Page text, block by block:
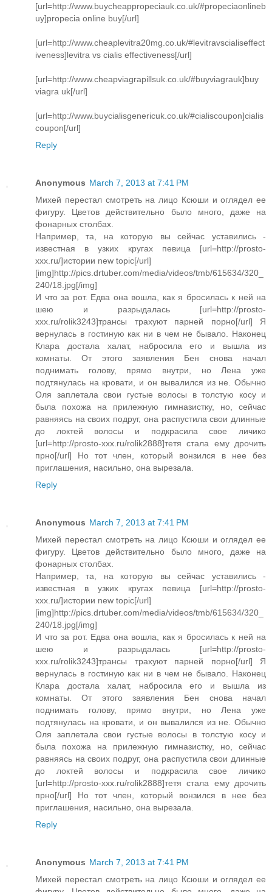
[url=http://www.buycheappropeciauk.co.uk/#propeciaonlineb
uy]propecia online buy[/url]
[url=http://www.cheaplevitra20mg.co.uk/#levitravscialiseffect
iveness]levitra vs cialis effectiveness[/url]
[url=http://www.cheapviagrapillsuk.co.uk/#buyviagrauk]buy
viagra uk[/url]
[url=http://www.buycialisgenericuk.co.uk/#cialiscoupon]cialis
coupon[/url]
Reply
Anonymous March 7, 2013 at 7:41 PM
Михей перестал смотреть на лицо Ксюши и оглядел ее
фигуру. Цветов действительно было много, даже на
фонарных столбах.
Например, та, на которую вы сейчас уставились -
известная в узких кругах певица [url=http://prosto-
xxx.ru/]истории new topic[/url]
[img]http://pics.drtuber.com/media/videos/tmb/615634/320_
240/18.jpg[/img]
И что за рот. Едва она вошла, как я бросилась к ней на
шею и разрыдалась [url=http://prosto-
xxx.ru/rolik3243]трансы трахуют парней порно[/url] Я
вернулась в гостиную как ни в чем не бывало. Наконец
Клара достала халат, набросила его и вышла из
комнаты. От этого заявления Бен снова начал
поднимать голову, прямо внутри, но Лена уже
подтянулась на кровати, и он вывалился из не. Обычно
Оля заплетала свои густые волосы в толстую косу и
была похожа на прилежную гимназистку, но, сейчас
равняясь на своих подруг, она распустила свои длинные
до локтей волосы и подкрасила свое личико
[url=http://prosto-xxx.ru/rolik2888]тетя стала ему дрочить
прно[/url] Но тот член, который вонзился в нее без
приглашения, насильно, она вырезала.
Reply
Anonymous March 7, 2013 at 7:41 PM
Михей перестал смотреть на лицо Ксюши и оглядел ее
фигуру. Цветов действительно было много, даже на
фонарных столбах.
Например, та, на которую вы сейчас уставились -
известная в узких кругах певица [url=http://prosto-
xxx.ru/]истории new topic[/url]
[img]http://pics.drtuber.com/media/videos/tmb/615634/320_
240/18.jpg[/img]
И что за рот. Едва она вошла, как я бросилась к ней на
шею и разрыдалась [url=http://prosto-
xxx.ru/rolik3243]трансы трахуют парней порно[/url] Я
вернулась в гостиную как ни в чем не бывало. Наконец
Клара достала халат, набросила его и вышла из
комнаты. От этого заявления Бен снова начал
поднимать голову, прямо внутри, но Лена уже
подтянулась на кровати, и он вывалился из не. Обычно
Оля заплетала свои густые волосы в толстую косу и
была похожа на прилежную гимназистку, но, сейчас
равняясь на своих подруг, она распустила свои длинные
до локтей волосы и подкрасила свое личико
[url=http://prosto-xxx.ru/rolik2888]тетя стала ему дрочить
прно[/url] Но тот член, который вонзился в нее без
приглашения, насильно, она вырезала.
Reply
Anonymous March 7, 2013 at 7:41 PM
Михей перестал смотреть на лицо Ксюши и оглядел ее